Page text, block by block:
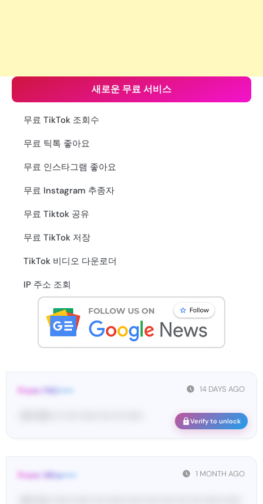
새로운 무료 서비스
무료 TikTok 조회수
무료 틱톡 좋아요
무료 인스타그램 좋아요
무료 Instagram 추종자
무료 Tiktok 공유
무료 TikTok 저장
TikTok 비디오 다운로더
IP 주소 조회
14 DAYS AGO
From: FAC•••••
Verify to unlock
1 MONTH AGO
From: Wha•••••